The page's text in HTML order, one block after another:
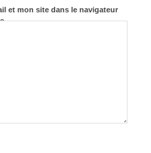
et mon site dans le navigateur